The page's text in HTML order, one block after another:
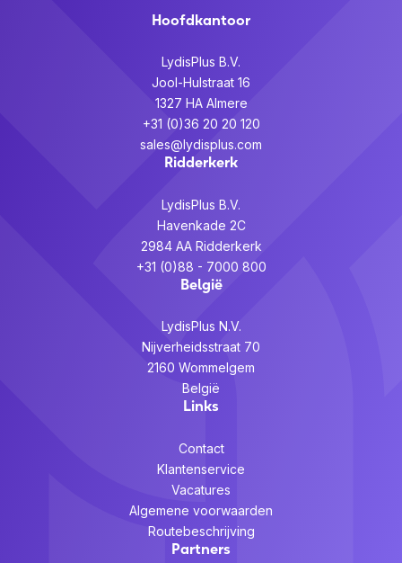
Hoofdkantoor
LydisPlus B.V.
Jool-Hulstraat 16
1327 HA Almere
+31 (0)36 20 20 120
sales@lydisplus.com
Ridderkerk
LydisPlus B.V.
Havenkade 2C
2984 AA Ridderkerk
+31 (0)88 - 7000 800
België
LydisPlus N.V.
Nijverheidsstraat 70
2160 Wommelgem
België
Links
Contact
Klantenservice
Vacatures
Algemene voorwaarden
Routebeschrijving
Partners